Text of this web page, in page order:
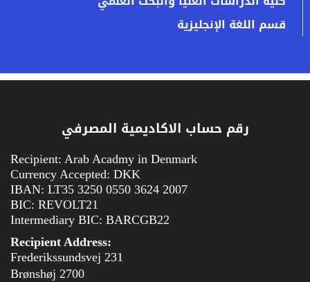
قسم اللغة الإنجليزية
رقم حساب الاكاديمية المصرفي
Recipient: Arab Acadmy in Denmark
Currency Accepted: DKK
IBAN: LT35 3250 0550 3624 2007
BIC: REVOLT21
Intermediary BIC: BARCGB22
Recipient Address:
Frederikssundsvej 231
2700 Brønshøj